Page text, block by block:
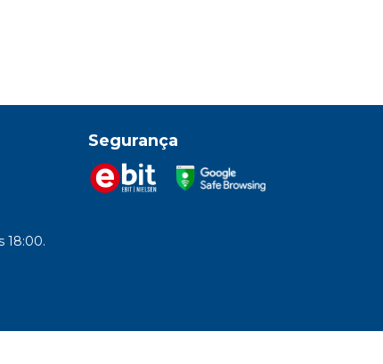
18:00.
Segurança